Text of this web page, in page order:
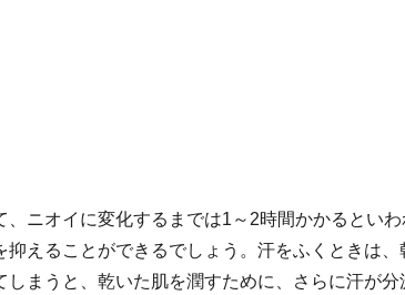
ニオイに変化するまでは1～2時間かかるとい
抑えることができるでしょう。汗をふくときは
まうと、乾いた肌を潤すために、さらに汗が分